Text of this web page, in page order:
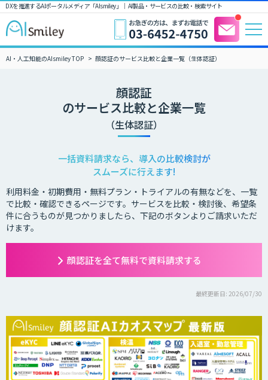
DXを推進するAIポータルメディア「AIsmiley」｜ AI製品・サービスの比較・検索サイト
AI・人工知能のAIsmiley TOP 顔認証のサービス比較と企業一覧（生体認証）
顔認証
のサービス比較と企業一覧
（生体認証）
一括資料請求なら、導入の比較検討が
スムーズに行えます!
利用料金・初期費用・無料プラン・トライアルの有無などを、一覧
で比較・確認できるページです。サービスを比較・検討後、希望条
件に合うものが見つかりましたら、下記のボタンよりご請求いただ
けます。
顔認証を全て無料で資料請求する
最終更新日: 2026/07/30